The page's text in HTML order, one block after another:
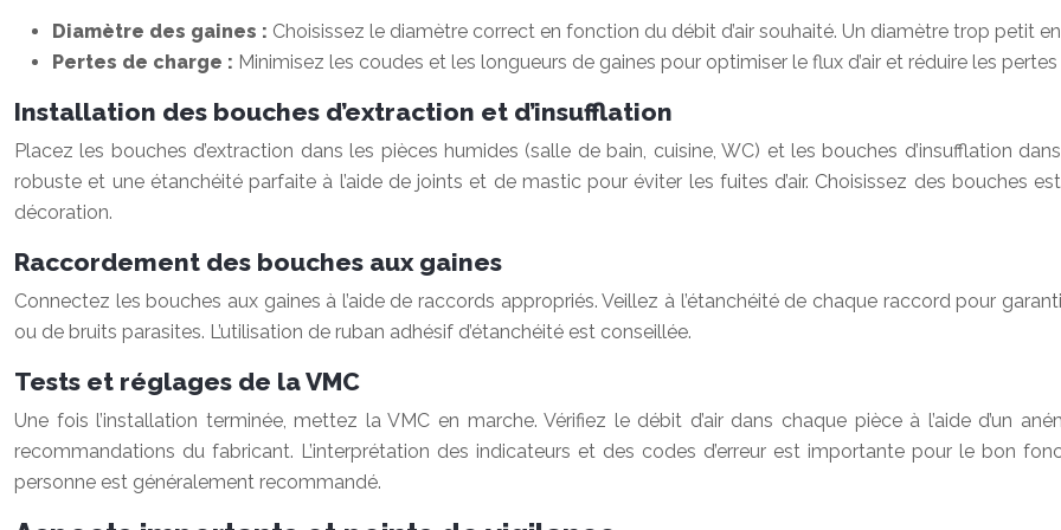
Diamètre des gaines : Choisissez le diamètre correct en fonction du débit d’air souhaité. Un diamètre trop petit
Pertes de charge : Minimisez les coudes et les longueurs de gaines pour optimiser le flux d’air et réduire les
Installation des bouches d’extraction et d’insufflation
Placez les bouches d’extraction dans les pièces humides (salle de bain, cuisine, WC) et les bouches d’insufflation
robuste et une étanchéité parfaite à l’aide de joints et de mastic pour éviter les fuites d’air. Choisissez des bouches
décoration.
Raccordement des bouches aux gaines
Connectez les bouches aux gaines à l’aide de raccords appropriés. Veillez à l’étanchéité de chaque raccord pour
ou de bruits parasites. L’utilisation de ruban adhésif d’étanchéité est conseillée.
Tests et réglages de la VMC
Une fois l’installation terminée, mettez la VMC en marche. Vérifiez le débit d’air dans chaque pièce à l’aide d’un
recommandations du fabricant. L’interprétation des indicateurs et des codes d’erreur est importante pour le bon
personne est généralement recommandé.